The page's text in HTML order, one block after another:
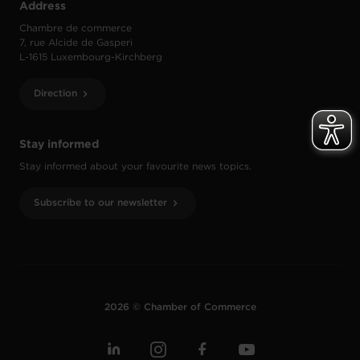
Stay informed
Stay informed about your favourite news topics.
Subscribe to our newsletter
Address
Chambre de commerce
7, rue Alcide de Gasperi
L-1615 Luxembourg-Kirchberg
Direction
2026 © Chamber of Commerce